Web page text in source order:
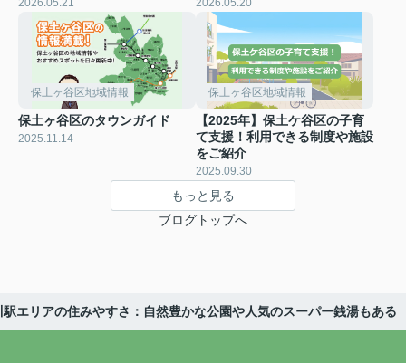
保土ヶ谷区地域情報
保土ヶ谷区のタウンガイド
2025.11.14
保土ヶ谷区地域情報
【2025年】保土ケ谷区の子育
て支援！利用できる制度や施設
をご紹介
2025.09.30
もっと見る
ブログトップへ
駅エリアの住みやすさ：自然豊かな公園や人気のスーパー銭湯もある